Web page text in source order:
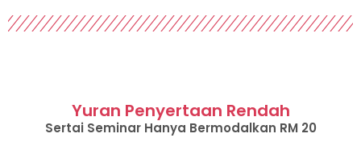
Yuran Penyertaan Rendah
Sertai Seminar Hanya Bermodalkan RM 20